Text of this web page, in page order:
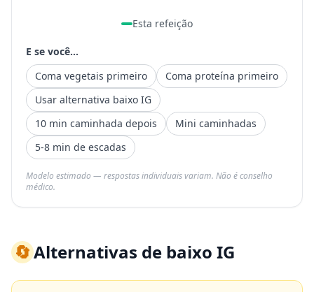
Esta refeição
E se você...
Coma vegetais primeiro
Coma proteína primeiro
Usar alternativa baixo IG
10 min caminhada depois
Mini caminhadas
5-8 min de escadas
Modelo estimado — respostas individuais variam. Não é conselho
médico.
🔄Alternativas de baixo IG